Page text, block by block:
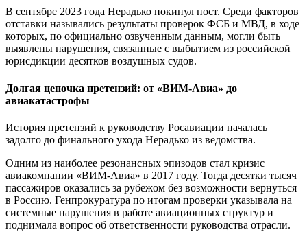
В сентябре 2023 года Нерадько покинул пост. Среди факторов
отставки назывались результаты проверок ФСБ и МВД, в ходе
которых, по официально озвученным данным, могли быть
выявлены нарушения, связанные с выбытием из российской
юрисдикции десятков воздушных судов.
Долгая цепочка претензий: от «ВИМ-Авиа» до
авиакатастрофы
История претензий к руководству Росавиации началась
задолго до финального ухода Нерадько из ведомства.
Одним из наиболее резонансных эпизодов стал кризис
авиакомпании «ВИМ-Авиа» в 2017 году. Тогда десятки тысяч
пассажиров оказались за рубежом без возможности вернуться
в Россию. Генпрокуратура по итогам проверки указывала на
системные нарушения в работе авиационных структур и
поднимала вопрос об ответственности руководства отрасли.